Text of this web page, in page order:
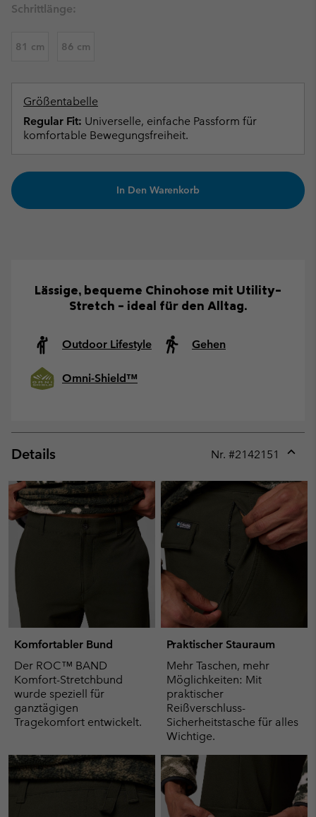
Schrittlänge:
81 cm 86 cm
Größentabelle
Regular Fit: Universelle, einfache Passform für
komfortable Bewegungsfreiheit.
In Den Warenkorb
Lässige, bequeme Chinohose mit Utility-
Stretch – ideal für den Alltag.
Outdoor Lifestyle Gehen
Omni-Shield™
Details Nr. #2142151
or
Komfortabler Bund
Der ROC™ BAND
Komfort-Stretchbund
wurde speziell für
ganztägigen
Tragekomfort entwickelt.
Praktischer Stauraum
Mehr Taschen, mehr
Möglichkeiten: Mit
praktischer
Reißverschluss-
Sicherheitstasche für alles
Wichtige.